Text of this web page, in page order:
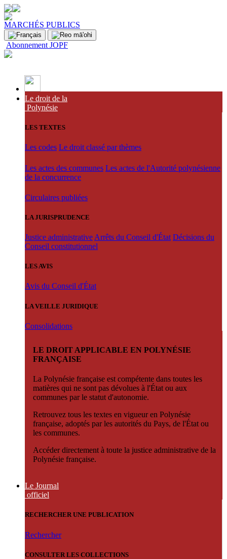
MARCHÉS PUBLICS
Abonnement JOPF
Le droit de la
Polynésie
LES TEXTES
Les codes Le droit classé par thèmes
Les actes des communes Les actes de l'Autorité polynésienne
de la concurrence
Circulaires publiées
LA JURISPRUDENCE
Justice administrative Arrêts du Conseil d'État Décisions du
Conseil constitutionnel
LES AVIS
Avis du Conseil d'État
LA VEILLE JURIDIQUE
Consolidations
LE DROIT APPLICABLE EN POLYNÉSIE
FRANÇAISE
La Polynésie française est compétente dans toutes les
matières qui ne sont pas dévolues à l'État ou aux
communes par le statut d'autonomie.
Retrouvez tous les textes en vigueur en Polynésie
française, adoptés par les autorités du Pays, de l'État ou
les communes.
Accéder directement à toute la justice administrative de la
Polynésie française.
Le Journal
officiel
RECHERCHER UNE PUBLICATION
Rechercher
CONSULTER LES COLLECTIONS